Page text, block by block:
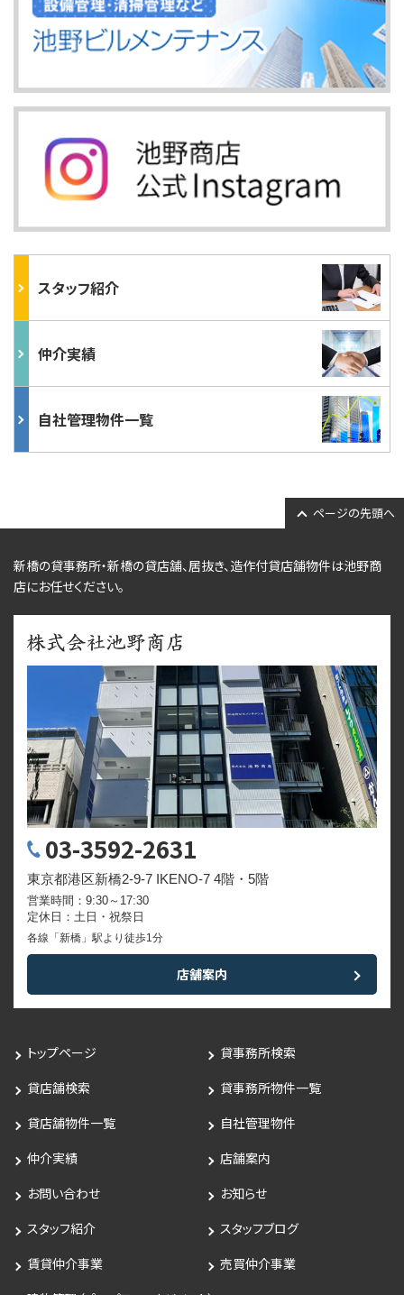
スタッフ紹介
仲介実績
自社管理物件一覧
ページの先頭へ
新橋の貸事務所・新橋の貸店舗、居抜き、造作付貸店舗物件は池野商
店にお任せください。
03-3592-2631
東京都港区新橋2-9-7 IKENO-7 4階・5階
営業時間：9:30～17:30
定休日：土日・祝祭日
各線「新橋」駅より徒歩1分
店舗案内
トップページ
貸事務所検索
貸店舗検索
貸事務所物件一覧
貸店舗物件一覧
自社管理物件
仲介実績
店舗案内
お問い合わせ
お知らせ
スタッフ紹介
スタッフブログ
賃貸仲介事業
売買仲介事業